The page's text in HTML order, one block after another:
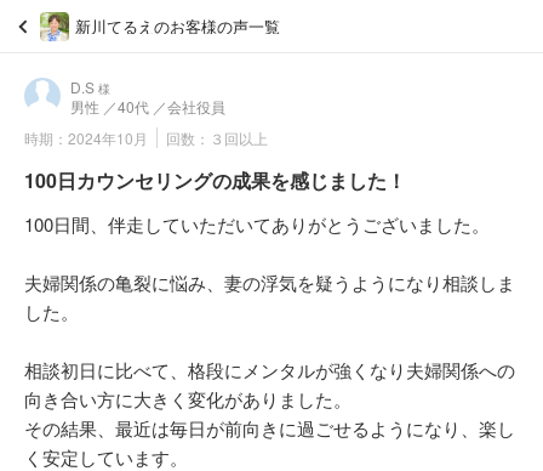
新川てるえのお客様の声一覧
D.S 様
男性 ／40代 ／会社役員
時期：2024年10月
回数：３回以上
100日カウンセリングの成果を感じました！
100日間、伴走していただいてありがとうございました。
夫婦関係の亀裂に悩み、妻の浮気を疑うようになり相談しま
した。
相談初日に比べて、格段にメンタルが強くなり夫婦関係への
向き合い方に大きく変化がありました。
その結果、最近は毎日が前向きに過ごせるようになり、楽し
く安定しています。